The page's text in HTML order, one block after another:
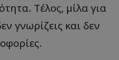
Τέλος, μίλα για
γνωρίζεις και δεν